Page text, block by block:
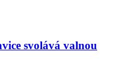
svolává valnou